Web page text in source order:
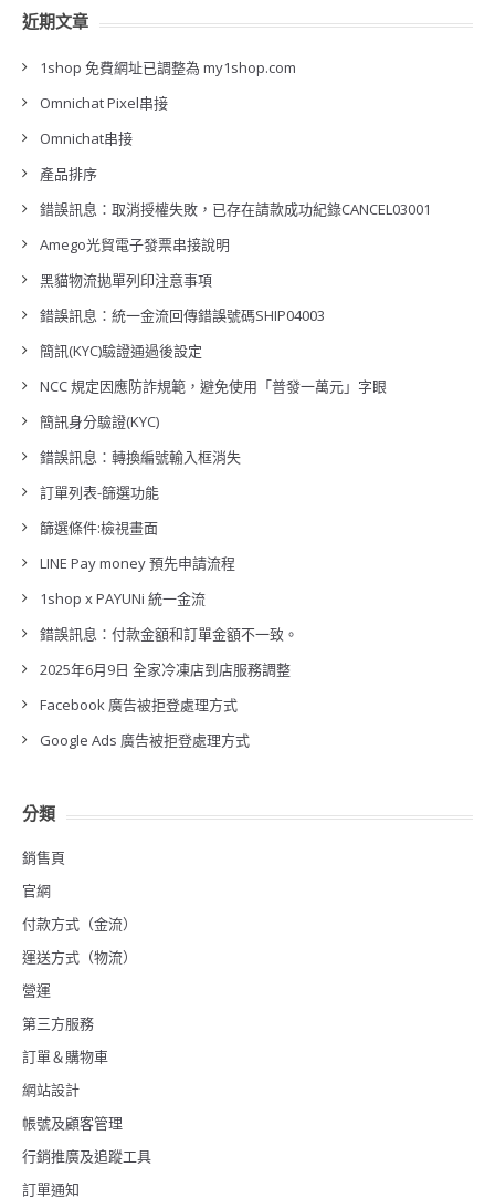
近期文章
1shop 免費網址已調整為 my1shop.com
Omnichat Pixel串接
Omnichat串接
產品排序
錯誤訊息：取消授權失敗，已存在請款成功紀錄CANCEL03001
Amego光貿電子發票串接說明
黑貓物流拋單列印注意事項
錯誤訊息：統一金流回傳錯誤號碼SHIP04003
簡訊(KYC)驗證通過後設定
NCC 規定因應防詐規範，避免使用「普發一萬元」字眼
簡訊身分驗證(KYC)
錯誤訊息：轉換編號輸入框消失
訂單列表-篩選功能
篩選條件:檢視畫面
LINE Pay money 預先申請流程
1shop x PAYUNi 統一金流
錯誤訊息：付款金額和訂單金額不一致。
2025年6月9日 全家冷凍店到店服務調整
Facebook 廣告被拒登處理方式
Google Ads 廣告被拒登處理方式
分類
銷售頁
官網
付款方式（金流）
運送方式（物流）
營運
第三方服務
訂單＆購物車
網站設計
帳號及顧客管理
行銷推廣及追蹤工具
訂單通知